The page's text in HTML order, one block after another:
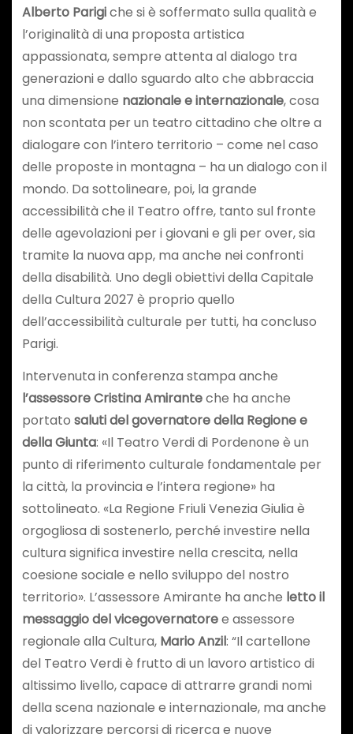
Alberto Parigiche si è soffermato sulla qualità e
l’originalità di una proposta artistica
appassionata, sempre attenta al dialogo tra
generazioni e dallo sguardo alto che abbraccia
una dimensione nazionale e internazionale, cosa
non scontata per un teatro cittadino che oltre a
dialogare con l’intero territorio – come nel caso
delle proposte in montagna – ha un dialogo con il
mondo. Da sottolineare, poi, la grande
accessibilità che il Teatro offre, tanto sul fronte
delle agevolazioni per i giovani e gli per over, sia
tramite la nuova app, ma anche nei confronti
della disabilità. Uno degli obiettivi della Capitale
della Cultura 2027 è proprio quello
dell’accessibilità culturale per tutti, ha concluso
Parigi.
Intervenuta in conferenza stampa anche
l’assessore Cristina Amiranteche ha anche
portato saluti del governatore della Regione e
della Giunta: «Il Teatro Verdi di Pordenone è un
punto di riferimento culturale fondamentale per
la città, la provincia e l’intera regione» ha
sottolineato. «La Regione Friuli Venezia Giulia è
orgogliosa di sostenerlo, perché investire nella
cultura significa investire nella crescita, nella
coesione sociale e nello sviluppo del nostro
territorio». L’assessore Amirante ha anche letto il
messaggio del vicegovernatoree assessore
regionale alla Cultura, Mario Anzil: “Il cartellone
del Teatro Verdi è frutto di un lavoro artistico di
altissimo livello, capace di attrarre grandi nomi
della scena nazionale e internazionale, ma anche
di valorizzare percorsi di ricerca e nuove